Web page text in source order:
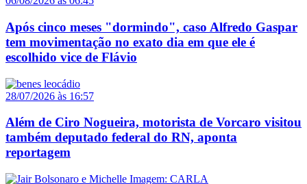
Após cinco meses "dormindo", caso Alfredo Gaspar
tem movimentação no exato dia em que ele é
escolhido vice de Flávio
28/07/2026 às 16:57
Além de Ciro Nogueira, motorista de Vorcaro visitou
também deputado federal do RN, aponta
reportagem